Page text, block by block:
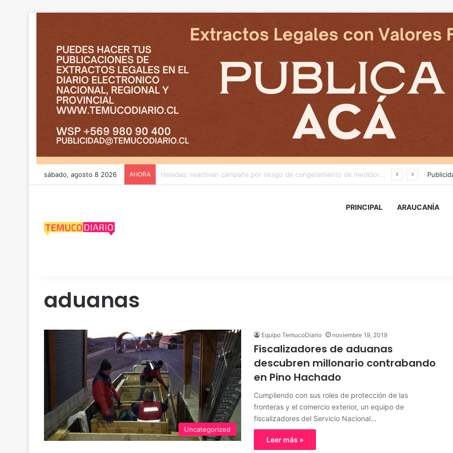
sábado, agosto 8 2026 AHORA Deportes Temuco termina relación contractual con Arturo Sanhueza tras derrota ante Copiapó
PRINCIPAL ARAUCANÍA
aduanas
Uncategorized
Equipo TemucoDiario noviembre 19, 2019
Fiscalizadores de aduanas
descubren millonario contrabando
en Pino Hachado
Cumpliendo con sus roles de protección de las
fronteras y el comercio exterior, un equipo de
fiscalizadores del Servicio Nacional…
Leer más »